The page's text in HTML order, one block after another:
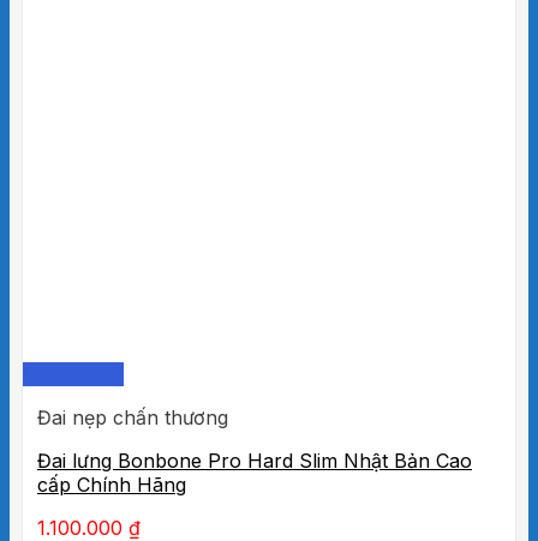
Đai nẹp chấn thương
Đai lưng Bonbone Pro Hard Slim Nhật Bản Cao
cấp Chính Hãng
1.100.000 ₫